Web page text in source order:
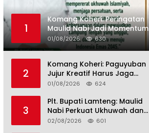
1
Komang Koheri: Peringatan
Maulid Nabi Jadi Momentum
Perkuat Ukhuwah Umat di
Lampung Tengah
01/08/2026 630
2
Komang Koheri: Paguyuban
Jujur Kreatif Harus Jaga
Persatuan untuk Kemajuan
01/08/2026 624
3
Plt. Bupati Lamteng: Maulid
Nabi Perkuat Ukhuwah dan
Jaga Kerukunan Umat
02/08/2026 601